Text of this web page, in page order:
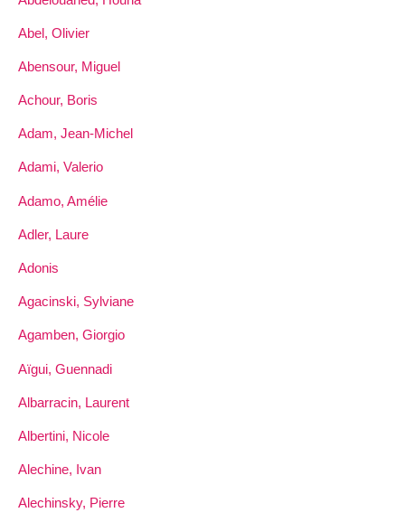
Abel, Olivier
Abensour, Miguel
Achour, Boris
Adam, Jean-Michel
Adami, Valerio
Adamo, Amélie
Adler, Laure
Adonis
Agacinski, Sylviane
Agamben, Giorgio
Aïgui, Guennadi
Albarracin, Laurent
Albertini, Nicole
Alechine, Ivan
Alechinsky, Pierre